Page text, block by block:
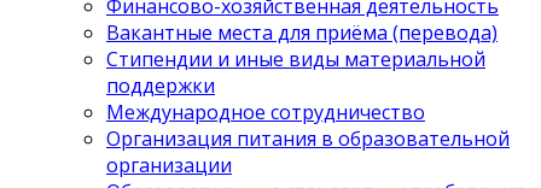
Финансово-хозяйственная деятельность
Вакантные места для приёма (перевода)
Стипендии и иные виды материальной
поддержки
Международное сотрудничество
Организация питания в образовательной
организации